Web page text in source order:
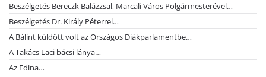
Beszélgetés Bereczk Balázzsal, Marcali Város Polgármesterével…
Beszélgetés Dr. Király Péterrel…
A Bálint küldött volt az Országos Diákparlamentbe…
A Takács Laci bácsi lánya…
Az Edina…